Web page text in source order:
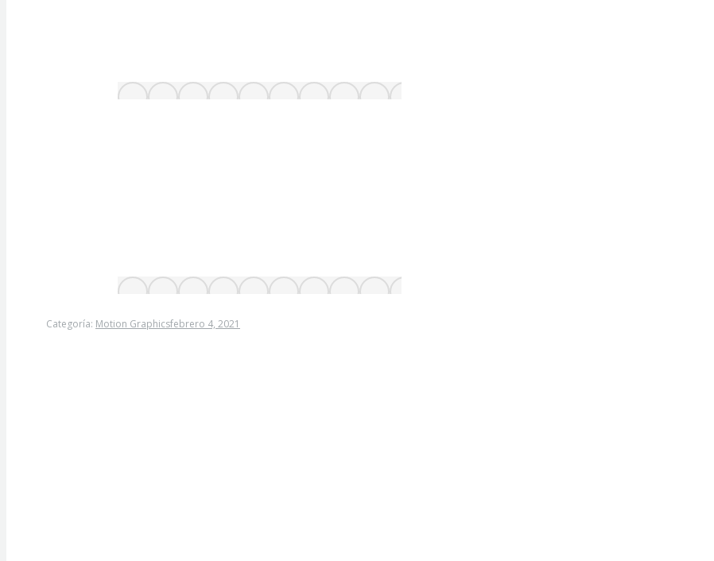
Categoría: Motion Graphicsfebrero 4, 2021